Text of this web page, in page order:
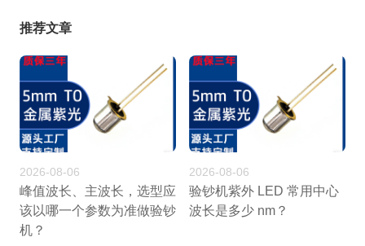
推荐文章
2026-08-06
峰值波长、主波长，选型应
该以哪一个参数为准做验钞
机？
2026-08-06
验钞机紫外 LED 常用中心
波长是多少 nm？